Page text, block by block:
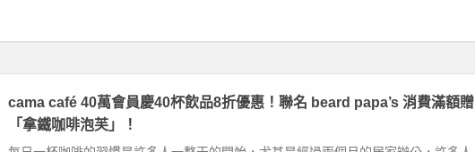
cama café 40萬會員慶40杯飲品8折優惠！聯名 beard papa’s 消費滿額贈
「拿鐵咖啡泡芙」！